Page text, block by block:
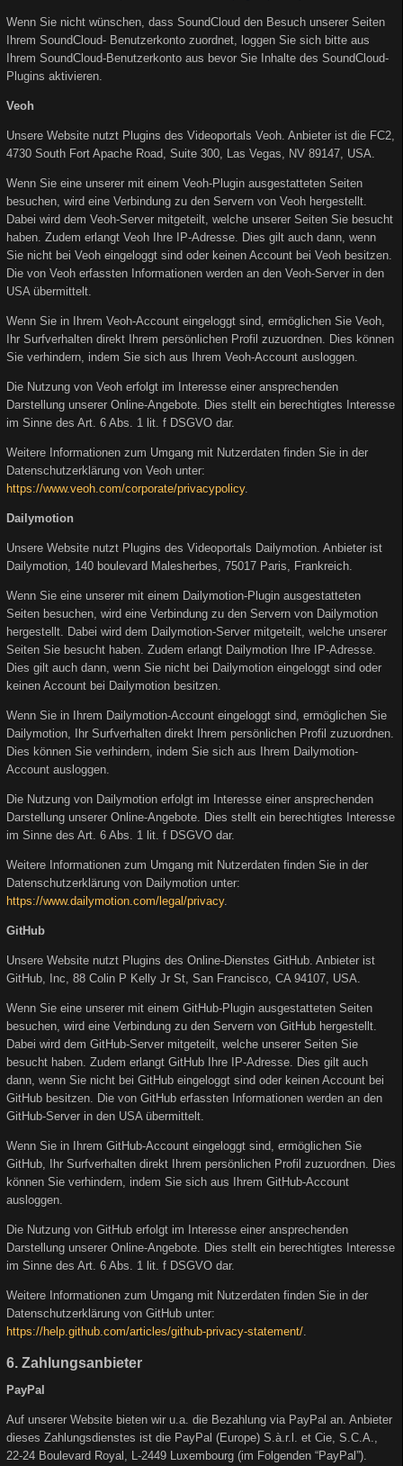
Wenn Sie nicht wünschen, dass SoundCloud den Besuch unserer Seiten
Ihrem SoundCloud- Benutzerkonto zuordnet, loggen Sie sich bitte aus
Ihrem SoundCloud-Benutzerkonto aus bevor Sie Inhalte des SoundCloud-
Plugins aktivieren.
Veoh
Unsere Website nutzt Plugins des Videoportals Veoh. Anbieter ist die FC2,
4730 South Fort Apache Road, Suite 300, Las Vegas, NV 89147, USA.
Wenn Sie eine unserer mit einem Veoh-Plugin ausgestatteten Seiten
besuchen, wird eine Verbindung zu den Servern von Veoh hergestellt.
Dabei wird dem Veoh-Server mitgeteilt, welche unserer Seiten Sie besucht
haben. Zudem erlangt Veoh Ihre IP-Adresse. Dies gilt auch dann, wenn
Sie nicht bei Veoh eingeloggt sind oder keinen Account bei Veoh besitzen.
Die von Veoh erfassten Informationen werden an den Veoh-Server in den
USA übermittelt.
Wenn Sie in Ihrem Veoh-Account eingeloggt sind, ermöglichen Sie Veoh,
Ihr Surfverhalten direkt Ihrem persönlichen Profil zuzuordnen. Dies können
Sie verhindern, indem Sie sich aus Ihrem Veoh-Account ausloggen.
Die Nutzung von Veoh erfolgt im Interesse einer ansprechenden
Darstellung unserer Online-Angebote. Dies stellt ein berechtigtes Interesse
im Sinne des Art. 6 Abs. 1 lit. f DSGVO dar.
Weitere Informationen zum Umgang mit Nutzerdaten finden Sie in der
Datenschutzerklärung von Veoh unter:
https://www.veoh.com/corporate/privacypolicy.
Dailymotion
Unsere Website nutzt Plugins des Videoportals Dailymotion. Anbieter ist
Dailymotion, 140 boulevard Malesherbes, 75017 Paris, Frankreich.
Wenn Sie eine unserer mit einem Dailymotion-Plugin ausgestatteten
Seiten besuchen, wird eine Verbindung zu den Servern von Dailymotion
hergestellt. Dabei wird dem Dailymotion-Server mitgeteilt, welche unserer
Seiten Sie besucht haben. Zudem erlangt Dailymotion Ihre IP-Adresse.
Dies gilt auch dann, wenn Sie nicht bei Dailymotion eingeloggt sind oder
keinen Account bei Dailymotion besitzen.
Wenn Sie in Ihrem Dailymotion-Account eingeloggt sind, ermöglichen Sie
Dailymotion, Ihr Surfverhalten direkt Ihrem persönlichen Profil zuzuordnen.
Dies können Sie verhindern, indem Sie sich aus Ihrem Dailymotion-
Account ausloggen.
Die Nutzung von Dailymotion erfolgt im Interesse einer ansprechenden
Darstellung unserer Online-Angebote. Dies stellt ein berechtigtes Interesse
im Sinne des Art. 6 Abs. 1 lit. f DSGVO dar.
Weitere Informationen zum Umgang mit Nutzerdaten finden Sie in der
Datenschutzerklärung von Dailymotion unter:
https://www.dailymotion.com/legal/privacy.
GitHub
Unsere Website nutzt Plugins des Online-Dienstes GitHub. Anbieter ist
GitHub, Inc, 88 Colin P Kelly Jr St, San Francisco, CA 94107, USA.
Wenn Sie eine unserer mit einem GitHub-Plugin ausgestatteten Seiten
besuchen, wird eine Verbindung zu den Servern von GitHub hergestellt.
Dabei wird dem GitHub-Server mitgeteilt, welche unserer Seiten Sie
besucht haben. Zudem erlangt GitHub Ihre IP-Adresse. Dies gilt auch
dann, wenn Sie nicht bei GitHub eingeloggt sind oder keinen Account bei
GitHub besitzen. Die von GitHub erfassten Informationen werden an den
GitHub-Server in den USA übermittelt.
Wenn Sie in Ihrem GitHub-Account eingeloggt sind, ermöglichen Sie
GitHub, Ihr Surfverhalten direkt Ihrem persönlichen Profil zuzuordnen. Dies
können Sie verhindern, indem Sie sich aus Ihrem GitHub-Account
ausloggen.
Die Nutzung von GitHub erfolgt im Interesse einer ansprechenden
Darstellung unserer Online-Angebote. Dies stellt ein berechtigtes Interesse
im Sinne des Art. 6 Abs. 1 lit. f DSGVO dar.
Weitere Informationen zum Umgang mit Nutzerdaten finden Sie in der
Datenschutzerklärung von GitHub unter:
https://help.github.com/articles/github-privacy-statement/
6. Zahlungsanbieter
PayPal
Auf unserer Website bieten wir u.a. die Bezahlung via PayPal an. Anbieter
dieses Zahlungsdienstes ist die PayPal (Europe) S.à.r.l. et Cie, S.C.A.,
22-24 Boulevard Royal, L-2449 Luxembourg (im Folgenden “PayPal”).